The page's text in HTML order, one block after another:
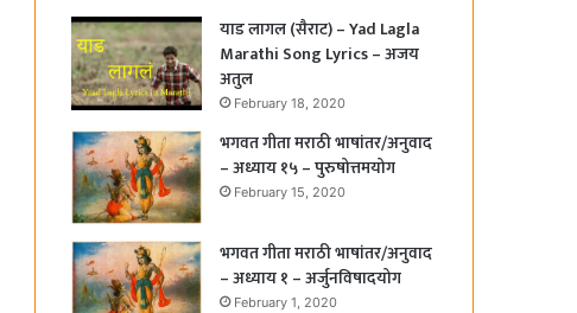
याड लागल (सैराट) – Yad Lagla
Marathi Song Lyrics – अजय
अतुल
February 18, 2020
भगवत गीता मराठी भाषांतर/अनुवाद
– अध्याय १५ – पुरुषोत्तमयोग
February 15, 2020
भगवत गीता मराठी भाषांतर/अनुवाद
– अध्याय १ – अर्जुनविषादयोग
February 1, 2020